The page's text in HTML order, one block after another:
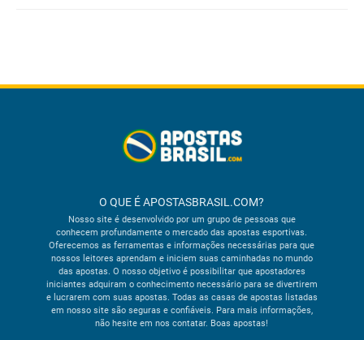
O QUE É APOSTASBRASIL.COM?
Nosso site é desenvolvido por um grupo de pessoas que
conhecem profundamente o mercado das apostas esportivas.
Oferecemos as ferramentas e informações necessárias para que
nossos leitores aprendam e iniciem suas caminhadas no mundo
das apostas. O nosso objetivo é possibilitar que apostadores
iniciantes adquiram o conhecimento necessário para se divertirem
e lucrarem com suas apostas. Todas as casas de apostas listadas
em nosso site são seguras e confiáveis. Para mais informações,
não hesite em nos contatar. Boas apostas!